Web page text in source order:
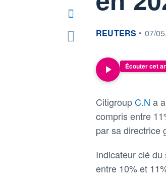
information
REUTERS • 07/
Écouter cet
CitigroupC.N a
compris entre
par sa directrice
Indicateur clé
entre 10% et